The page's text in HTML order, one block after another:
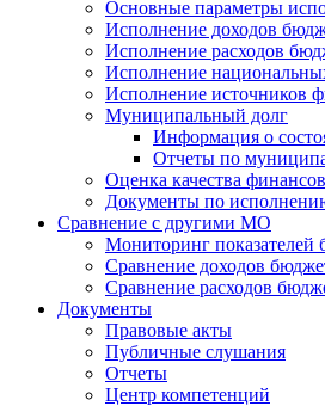
Основные параметры
Исполнение доходов
Исполнение расходов
Исполнение
Исполнение источников
Муниципальный долг
Информация о
Отчеты по
Оценка качества
Документы по
Сравнение с другими МО
Мониторинг показателей
Сравнение доходов
Сравнение расходов
Документы
Правовые акты
Публичные слушания
Отчеты
Центр компетенций